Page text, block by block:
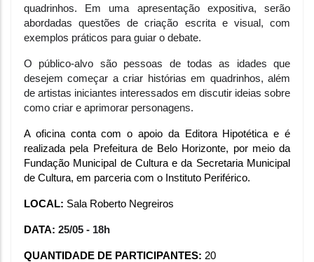
quadrinhos. Em uma apresentação expositiva, serão
abordadas questões de criação escrita e visual, com
exemplos práticos para guiar o debate.
O público-alvo são pessoas de todas as idades que
desejem começar a criar histórias em quadrinhos, além
de artistas iniciantes interessados em discutir ideias sobre
como criar e aprimorar personagens.
A oficina conta com o apoio da Editora Hipotética e é
realizada pela Prefeitura de Belo Horizonte, por meio da
Fundação Municipal de Cultura e da Secretaria Municipal
de Cultura, em parceria com o Instituto Periférico.
LOCAL: Sala Roberto Negreiros
DATA: 25/05 - 18h
QUANTIDADE DE PARTICIPANTES: 20